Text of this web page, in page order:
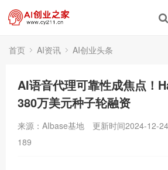
首页 AI资讯 AI创业头条
AI语音代理可靠性成焦点！
380万美元种子轮融资
来源：AIbase基地 更新时间2024-12-
189